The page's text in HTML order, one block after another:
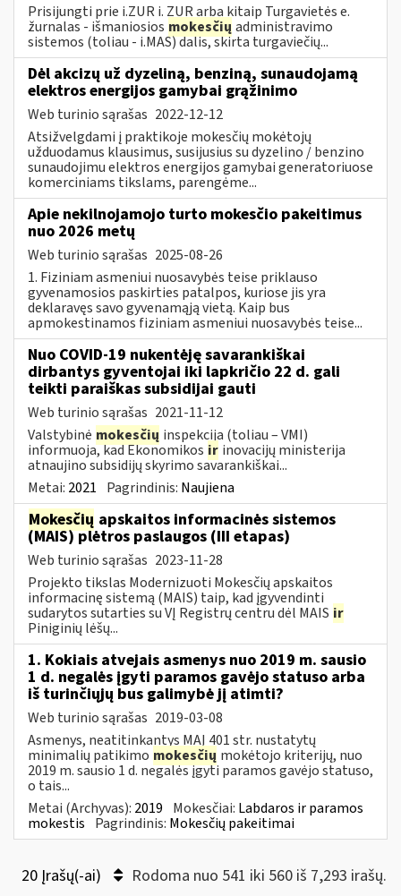
Prisijungti prie i.ZUR i. ZUR arba kitaip Turgavietės e.
žurnalas - išmaniosios mokesčių administravimo
sistemos (toliau - i.MAS) dalis, skirta turgaviečių...
Dėl akcizų už dyzeliną, benziną, sunaudojamą
elektros energijos gamybai grąžinimo
Web turinio sąrašas 2022-12-12
Atsižvelgdami į praktikoje mokesčių mokėtojų
užduodamus klausimus, susijusius su dyzelino / benzino
sunaudojimu elektros energijos gamybai generatoriuose
komerciniams tikslams, parengėme...
Apie nekilnojamojo turto mokesčio pakeitimus
nuo 2026 metų
Web turinio sąrašas 2025-08-26
1. Fiziniam asmeniui nuosavybės teise priklauso
gyvenamosios paskirties patalpos, kuriose jis yra
deklaravęs savo gyvenamąją vietą. Kaip bus
apmokestinamos fiziniam asmeniui nuosavybės teise...
Nuo COVID-19 nukentėję savarankiškai
dirbantys gyventojai iki lapkričio 22 d. gali
teikti paraiškas subsidijai gauti
Web turinio sąrašas 2021-11-12
Valstybinė mokesčių inspekcija (toliau – VMI)
informuoja, kad Ekonomikos ir inovacijų ministerija
atnaujino subsidijų skyrimo savarankiškai...
Metai: 2021 Pagrindinis: Naujiena
Mokesčių apskaitos informacinės sistemos
(MAIS) plėtros paslaugos (III etapas)
Web turinio sąrašas 2023-11-28
Projekto tikslas Modernizuoti Mokesčių apskaitos
informacinę sistemą (MAIS) taip, kad įgyvendinti
sudarytos sutarties su VĮ Registrų centru dėl MAIS ir
Piniginių lėšų...
1. Kokiais atvejais asmenys nuo 2019 m. sausio
1 d. negalės įgyti paramos gavėjo statuso arba
iš turinčiųjų bus galimybė jį atimti?
Web turinio sąrašas 2019-03-08
Asmenys, neatitinkantys MAĮ 401 str. nustatytų
minimalių patikimo mokesčių mokėtojo kriterijų, nuo
2019 m. sausio 1 d. negalės įgyti paramos gavėjo statuso,
o tais...
Metai (Archyvas): 2019 Mokesčiai: Labdaros ir paramos
mokestis Pagrindinis: Mokesčių pakeitimai
20 Įrašų(-ai) Rodoma nuo 541 iki 560 iš 7,293 irašų.